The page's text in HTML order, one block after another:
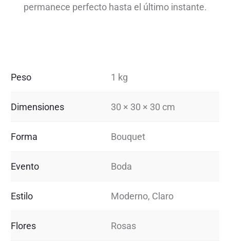
permanece perfecto hasta el último instante.
Peso 1 kg
Dimensiones 30 × 30 × 30 cm
Forma Bouquet
Evento Boda
Estilo Moderno, Claro
Flores Rosas